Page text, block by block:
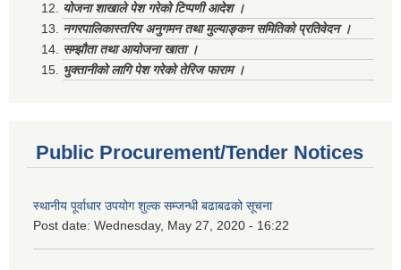
योजना शाखाले पेश गरेको टिप्पणी आदेश ।
नगरपालिकास्तरिय अनुगमन तथा मुल्याङ्कन समितिको प्रतिवेदन ।
सम्झौता तथा आयोजना खाता ।
भुक्तानीको लागि पेश गरेको तेरिज फाराम ।
Public Procurement/Tender Notices
स्थानीय पूर्वाधार उपयोग शुल्क सम्जन्धी बढाबढको सूचना
Post date: Wednesday, May 27, 2020 - 16:22